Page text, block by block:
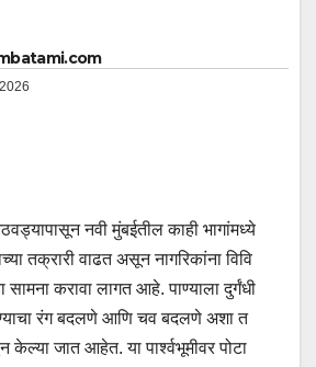
नवी मुंबईतील काही भागांमध्ये
तक्रारी वाढत असून नागरिकांना विवि
करावा लागत आहे. पाण्याला दुर्गंधी
रंग बदलणे आणि चव बदलणे अशा त
केल्या जात आहेत. या पार्श्वभूमीवर पोटा